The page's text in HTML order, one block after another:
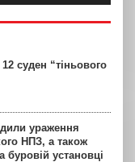
суден “тіньового
ураження
НПЗ, а також
буровій установці